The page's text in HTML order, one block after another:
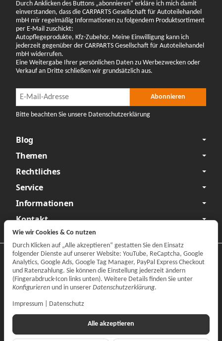
Durch Anklicken des Buttons „abonnieren“ erkläre ich mich damit
einverstanden, dass die CARPARTS Gesellschaft für Autoteilehandel
mbH mir regelmäßig Informationen zu folgendem Produktsortiment
per E-Mail zuschickt:
Autopflegeprodukte, Kfz-Zubehör. Meine Einwilligung kann ich
jederzeit gegenüber der CARPARTS Gesellschaft für Autoteilehandel
mbH widerrufen.
Eine Weitergabe Ihrer persönlichen Daten zu Werbezwecken oder
Verkauf an Dritte schließen wir grundsätzlich aus.
Newsletter Abonnieren Abonnieren
Bitte beachten Sie unsere Datenschutzerklärung
Blog
Themen
Rechtliches
Service
Informationen
Kontakt
Datenschutzerklärung•Impressum
Vertrag widerrufen
Alle akzeptieren
Wie wir Cookies & Co nutzen
Durch Klicken auf „Alle akzeptieren“ gestatten Sie den Einsatz
folgender Dienste auf unserer Website: YouTube, ReCaptcha, Google
Analytics, Google Ads, Google Tag Manager, PayPal Express Checkout
und Ratenzahlung. Sie können die Einstellung jederzeit ändern
(Fingerabdruck-Icon links unten). Weitere Details finden Sie unter
Konfigurieren und in unserer Datenschutzerklärung.
Impressum Datenschutz